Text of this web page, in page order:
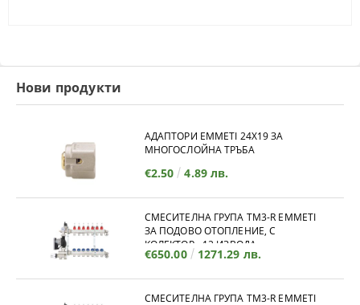
Нови продукти
АДАПТОРИ EMMETI 24X19 ЗА
МНОГОСЛОЙНА ТРЪБА
€2.50 4.89 лв.
СМЕСИТЕЛНА ГРУПА TM3-R EMMETI
ЗА ПОДОВО ОТОПЛЕНИЕ, С
КОЛЕКТОР - 12 ИЗВОДА
€650.00 1271.29 лв.
СМЕСИТЕЛНА ГРУПА TM3-R EMMETI